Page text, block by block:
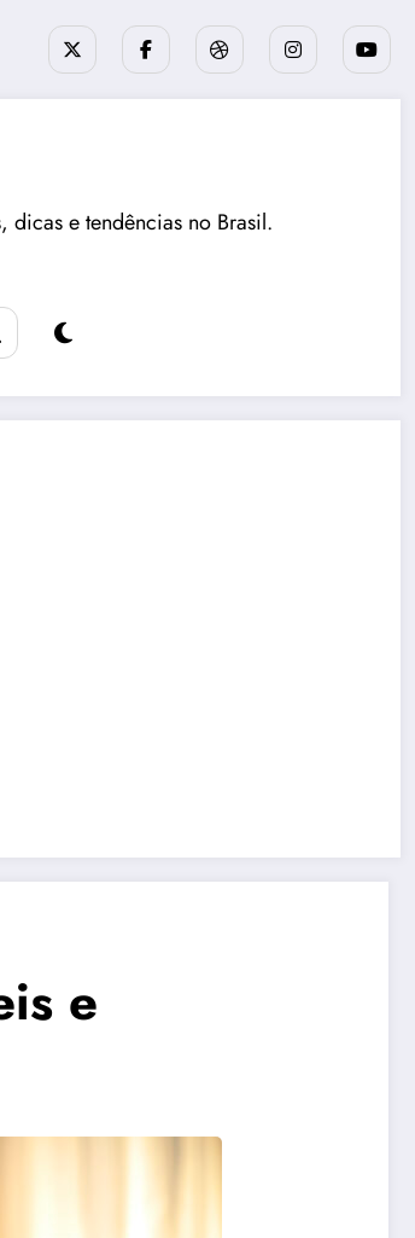
dicas e tendências no Brasil.
e